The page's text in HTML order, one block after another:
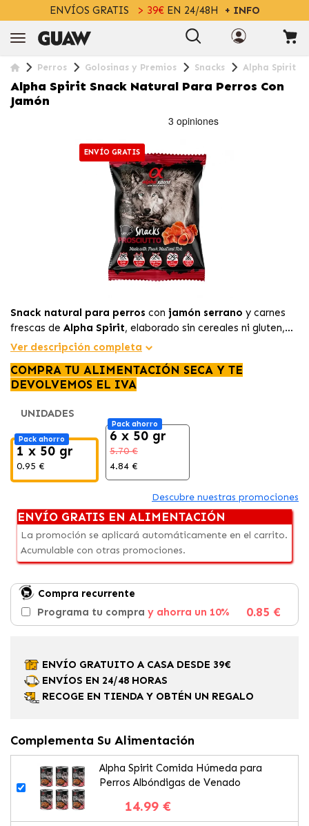
ENVÍOS GRATIS > 39€EN 24/48H + INFO
Perros Golosinas y Premios Snacks Alpha Spirit
Alpha Spirit Snack Natural Para Perros Con
Jamón
ENVÍO GRATIS
Snack natural para perros con jamón serrano y carnes
frescas de Alpha Spirit, elaborado sin cereales ni gluten,
con una textura tierna y un sabor irresistible que tu peludo
Ver descripción completa
COMPRA TU ALIMENTACIÓN SECA Y TE
DEVOLVEMOS EL IVA
UNIDADES
Pack ahorro
1 x 50 gr
0.95 €
Pack ahorro
6 x 50 gr
5.70 €
4.84 €
Descubre nuestras promociones
ENVÍO GRATIS EN ALIMENTACIÓN
La promoción se aplicará automáticamente en el carrito.
Acumulable con otras promociones.
Compra recurrente
Programa tu compra y ahorra un 10% 0.85 €
ENVÍO GRATUITO A CASA DESDE 39€
ENVÍOS EN 24/48 HORAS
RECOGE EN TIENDA Y OBTÉN UN REGALO
Complementa Su Alimentación
Alpha Spirit Comida Húmeda para
Perros Albóndigas de Venado
14.99 €